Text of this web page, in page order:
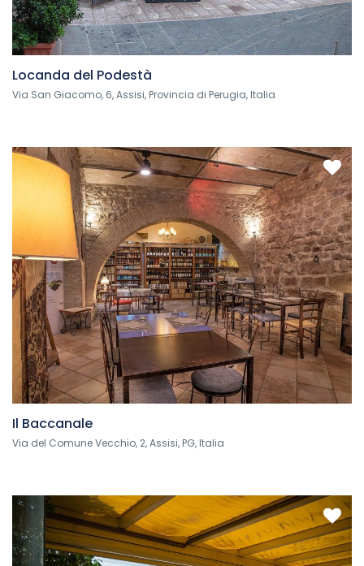
Locanda del Podestà
Via San Giacomo, 6, Assisi, Provincia di Perugia, Italia
Il Baccanale
Via del Comune Vecchio, 2, Assisi, PG, Italia